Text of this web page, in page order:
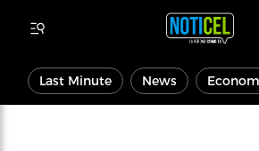
Last Minute News